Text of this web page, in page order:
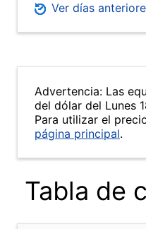
Ver días
Advertencia: Las
del dólar del Lunes
Para utilizar el
página principal.
Tabla de